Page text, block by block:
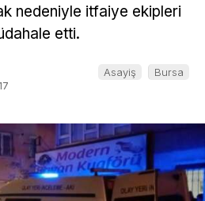
nedeniyle itfaiye ekipleri
etti.
Asayiş Bursa